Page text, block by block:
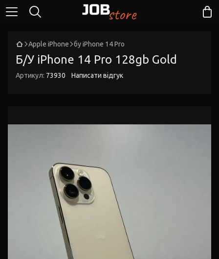
Apple iPhone бу iPhone 14 Pro
Б/У iPhone 14 Pro 128gb Gold
Артикул: 73930 Написати відгук